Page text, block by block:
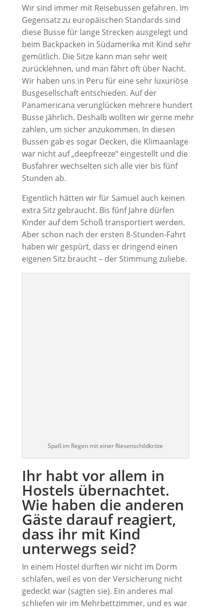
Wir sind immer mit Reisebussen gefahren. Im
Gegensatz zu europäischen Standards sind
diese Busse für lange Strecken ausgelegt und
beim Backpacken in Südamerika mit Kind sehr
gemütlich. Die Sitze kann man sehr weit
zurücklehnen, und man fährt oft über Nacht.
Wir haben uns in Peru für eine sehr luxuriöse
Busgesellschaft entschieden. Auf der
Panamericana verunglücken mehrere hundert
Busse jährlich. Deshalb wollten wir gerne mehr
zahlen, um sicher anzukommen. In diesen
Bussen gab es sogar Decken, die Klimaanlage
war nicht auf „deepfreeze“ eingestellt und die
Busfahrer wechselten sich alle vier bis fünf
Stunden ab.
Eigentlich hätten wir für Samuel auch keinen
extra Sitz gebraucht. Bis fünf Jahre dürfen
Kinder auf dem Schoß transportiert werden.
Aber schon nach der ersten 8-Stunden-Fahrt
haben wir gespürt, dass er dringend einen
eigenen Sitz braucht – der Stimmung zuliebe.
Spaß im Regen mit einer Riesenschildkröte
Ihr habt vor allem in
Hostels übernachtet.
Wie haben die anderen
Gäste darauf reagiert,
dass ihr mit Kind
unterwegs seid?
In einem Hostel durften wir nicht im Dorm
schlafen, weil es von der Versicherung nicht
gedeckt war (sagten sie). Ein anderes mal
schliefen wir im Mehrbettzimmer, und es war